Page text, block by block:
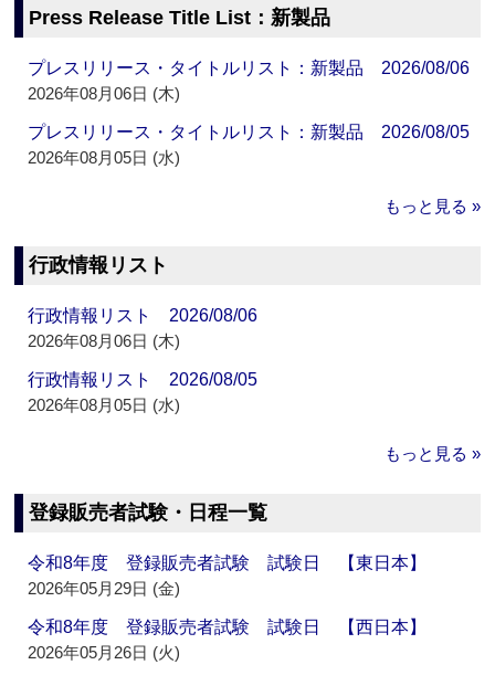
Press Release Title List：新製品
プレスリリース・タイトルリスト：新製品 2026/08/06
2026年08月06日 (木)
プレスリリース・タイトルリスト：新製品 2026/08/05
2026年08月05日 (水)
もっと見る »
行政情報リスト
行政情報リスト 2026/08/06
2026年08月06日 (木)
行政情報リスト 2026/08/05
2026年08月05日 (水)
もっと見る »
登録販売者試験・日程一覧
令和8年度 登録販売者試験 試験日 【東日本】
2026年05月29日 (金)
令和8年度 登録販売者試験 試験日 【西日本】
2026年05月26日 (火)